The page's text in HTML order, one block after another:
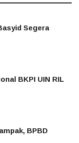
Segera
BKPI UIN RIL
BPBD